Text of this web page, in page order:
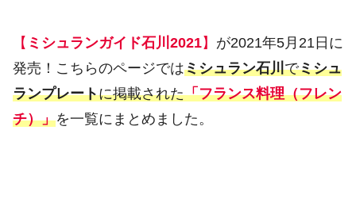
【 ミシュランガイド石川2021】 が2021年5月21日に
発売！こちらのページではミシュラン石川でミシュ
ランプレートに掲載された「フランス料理（フレン
チ）」を一覧にまとめました。